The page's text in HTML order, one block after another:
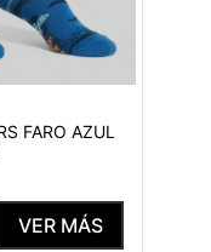
FARO AZUL
VER MÁS